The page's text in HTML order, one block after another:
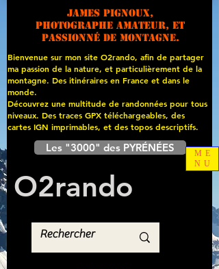
James PIGNOUX,
photographe amateur, et
passionné de montagne.
Bienvenue sur mon site O2rando, afin de partager
ma passion de la nature, et particulièrement de la
montagne. Des itinéraires en France et dans le
monde.
Découvrez une multitude de randonnées pour tous
niveaux. Des traces GPX téléchargeables, des
cartes IGN imprimables, et des topos descriptifs.
Les "3000" des PYRÉNÉES
O2rando
ME
NU